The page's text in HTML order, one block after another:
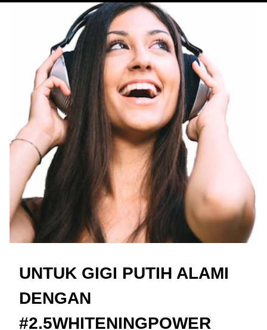
UNTUK GIGI PUTIH ALAMI
DENGAN
#2.5WHITENINGPOWER